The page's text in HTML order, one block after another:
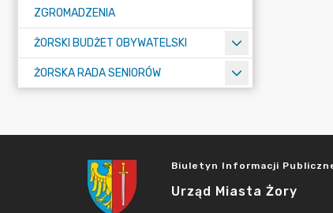
ZGROMADZENIA
ŻORSKI BUDŻET OBYWATELSKI
ŻORSKA RADA SENIORÓW
Biuletyn Informacji
Urząd Miasta Żory